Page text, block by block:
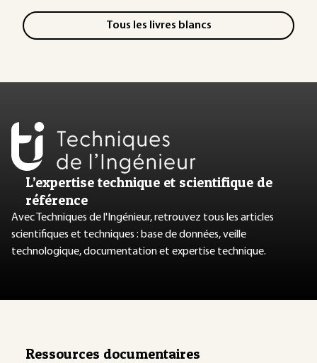
Tous les livres blancs
L’expertise technique et scientifique de
référence
Avec Techniques de l'Ingénieur, retrouvez tous les articles
scientifiques et techniques : base de données, veille
technologique, documentation et expertise technique.
Ressources documentaires